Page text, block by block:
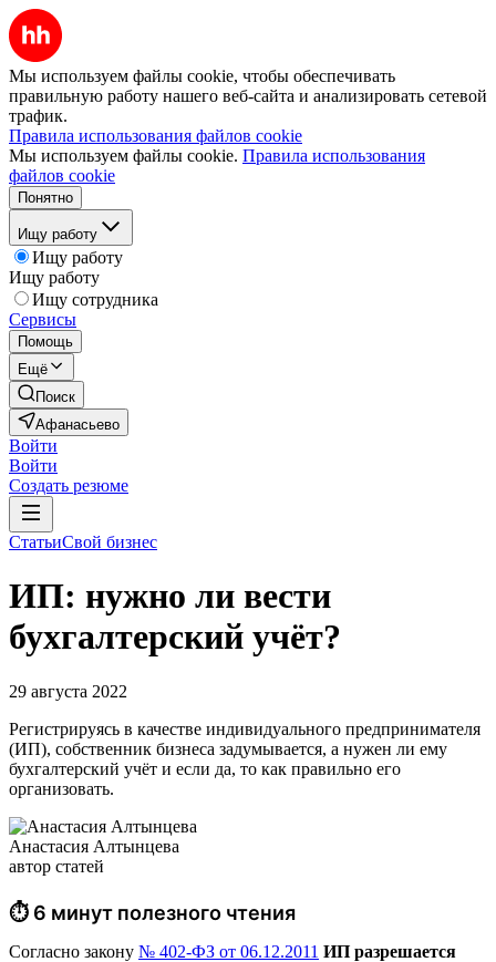
Мы используем файлы cookie, чтобы обеспечивать
правильную работу нашего веб-сайта и анализировать сетевой
трафик.
Правила использования файлов cookie
Мы используем файлы cookie. Правила использования
файлов cookie
Понятно
Ищу работу
Ищу работу
Ищу работу
Ищу сотрудника
Сервисы
Помощь
Ещё
Поиск
Афанасьево
Войти
Войти
Создать резюме
СтатьиСвой бизнес
ИП: нужно ли вести
бухгалтерский учёт?
29 августа 2022
Регистрируясь в качестве индивидуального предпринимателя
(ИП), собственник бизнеса задумывается, а нужен ли ему
бухгалтерский учёт и если да, то как правильно его
организовать.
Анастасия Алтынцева
автор статей
⏱ 6 минут полезного чтения
Согласно закону № 402-ФЗ от 06.12.2011 ИП разрешается